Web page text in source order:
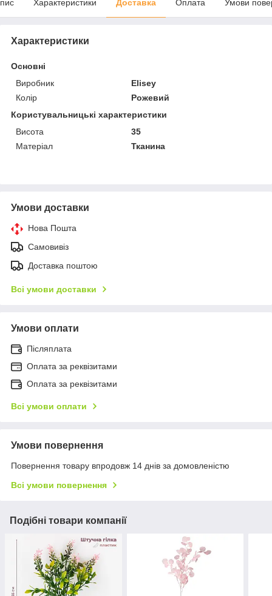
Характеристики Доставка Оплата Умови
Характеристики
Основні
Виробник
Elisey
Колір
Рожевий
Користувальницькі характеристики
Висота
35
Матеріал
Тканина
Умови доставки
Нова Пошта
Самовивіз
Доставка поштою
Всі умови доставки
Умови оплати
Післяплата
Оплата за реквізитами
Оплата за реквізитами
Всі умови оплати
Умови повернення
Повернення товару впродовж 14 днів за домовленістю
Всі умови повернення
Подібні товари компанії